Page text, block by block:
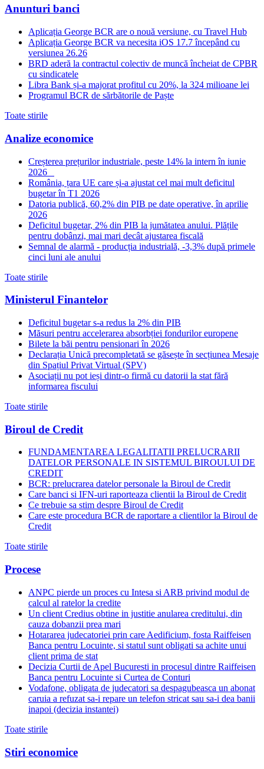
Anunturi banci
Aplicația George BCR are o nouă versiune, cu Travel Hub
Aplicația George BCR va necesita iOS 17.7 începând cu
versiunea 26.26
BRD aderă la contractul colectiv de muncă încheiat de CPBR
cu sindicatele
Libra Bank și-a majorat profitul cu 20%, la 324 milioane lei
Programul BCR de sărbătorile de Paște
Toate stirile
Analize economice
Creșterea prețurilor industriale, peste 14% la intern în iunie
2026
România, țara UE care și-a ajustat cel mai mult deficitul
bugetar în T1 2026
Datoria publică, 60,2% din PIB pe date operative, în aprilie
2026
Deficitul bugetar, 2% din PIB la jumătatea anului. Plățile
pentru dobânzi, mai mari decât ajustarea fiscală
Semnal de alarmă - producția industrială, -3,3% după primele
cinci luni ale anului
Toate stirile
Ministerul Finantelor
Deficitul bugetar s-a redus la 2% din PIB
Măsuri pentru accelerarea absorbției fondurilor europene
Bilete la băi pentru pensionari în 2026
Declarația Unică precompletată se găsește în secțiunea Mesaje
din Spațiul Privat Virtual (SPV)
Asociații nu pot ieși dintr-o firmă cu datorii la stat fără
informarea fiscului
Toate stirile
Biroul de Credit
FUNDAMENTAREA LEGALITATII PRELUCRARII
DATELOR PERSONALE IN SISTEMUL BIROULUI DE
CREDIT
BCR: prelucrarea datelor personale la Biroul de Credit
Care banci si IFN-uri raporteaza clientii la Biroul de Credit
Ce trebuie sa stim despre Biroul de Credit
Care este procedura BCR de raportare a clientilor la Biroul de
Credit
Toate stirile
Procese
ANPC pierde un proces cu Intesa si ARB privind modul de
calcul al ratelor la credite
Un client Credius obtine in justitie anularea creditului, din
cauza dobanzii prea mari
Hotararea judecatoriei prin care Aedificium, fosta Raiffeisen
Banca pentru Locuinte, si statul sunt obligati sa achite unui
client prima de stat
Decizia Curtii de Apel Bucuresti in procesul dintre Raiffeisen
Banca pentru Locuinte si Curtea de Conturi
Vodafone, obligata de judecatori sa despagubeasca un abonat
caruia a refuzat sa-i repare un telefon stricat sau sa-i dea banii
inapoi (decizia instantei)
Toate stirile
Stiri economice